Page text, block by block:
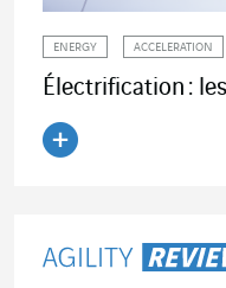
ENERGY ACCELERATION
Électrification :